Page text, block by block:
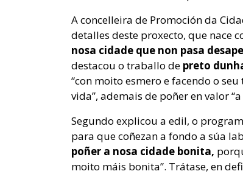
A concelleira de Promoción da
detalles deste proxecto, que nace
nosa cidade que non pasa
destacou o traballo de preto
“con moito esmero e facendo o
vida”, ademais de poñer en valor
Segundo explicou a edil, o
para que coñezan a fondo a súa
poñer a nosa cidade bonita,
moito máis bonita”. Trátase, en